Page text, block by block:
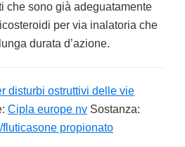
che sono già adeguatamente
per via inalatoria che
durata d’azione.
disturbi ostruttivi delle vie
Cipla europe nv Sostanza:
propionato